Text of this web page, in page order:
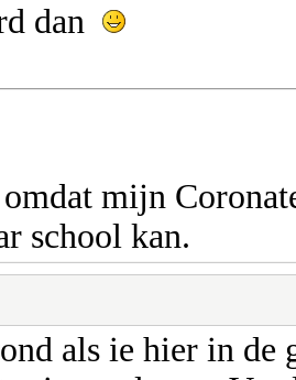
dan
mijn
school kan.
als ie hier in de